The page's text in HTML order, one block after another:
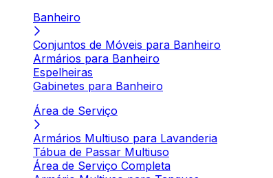
Banheiro
Conjuntos de Móveis para Banheiro
Armários para Banheiro
Espelheiras
Gabinetes para Banheiro
Área de Serviço
Armários Multiuso para Lavanderia
Tábua de Passar Multiuso
Área de Serviço Completa